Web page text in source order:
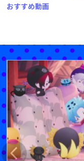
おすすめ動画